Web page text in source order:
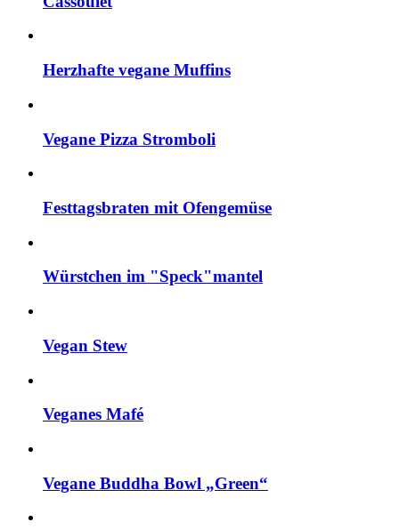
Herzhafte vegane Muffins
Vegane Pizza Stromboli
Festtagsbraten mit Ofengemüse
Würstchen im "Speck"mantel
Vegan Stew
Veganes Mafé
Vegane Buddha Bowl „Green“